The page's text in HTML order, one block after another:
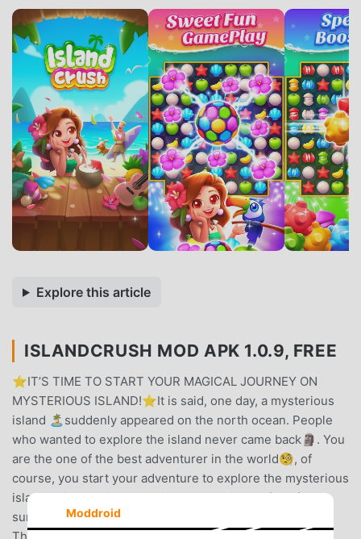
Explore this article
ISLANDCRUSH MOD APK 1.0.9, FREE
⭐️IT’S TIME TO START YOUR MAGICAL JOURNEY ON
MYSTERIOUS ISLAND!⭐️It is said, one day, a mysterious
island 🏝suddenly appeared on the north ocean. People
who wanted to explore the island never came back🗿. You
are the one of the best adventurer in the world🧐, of
course, you start your adventure to explore the mysterious
island.This amazing game is a dreamy island full of
surprises🤩 for player who love match-3 games.
Moddroid